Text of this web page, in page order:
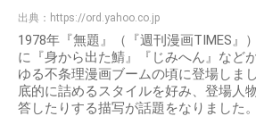
出典： https://ord.yahoo.co.jp
1978年『無題』（『週刊漫画TIMES』
に『身から出た鯖』『じみへん』など
ゆる不条理漫画ブームの頃に登場しま
底的に詰めるスタイルを好み、登場人
答したりする描写が話題をなりました。